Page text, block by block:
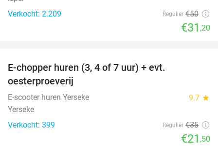
Verkocht: 2.209
Regulier €50
€31 ,20
E-chopper huren (3, 4 of 7 uur) + evt.
oesterproeverij
E-scooter huren Yerseke 9.7 star
Yerseke
Verkocht: 399
Regulier €35
€21 ,50